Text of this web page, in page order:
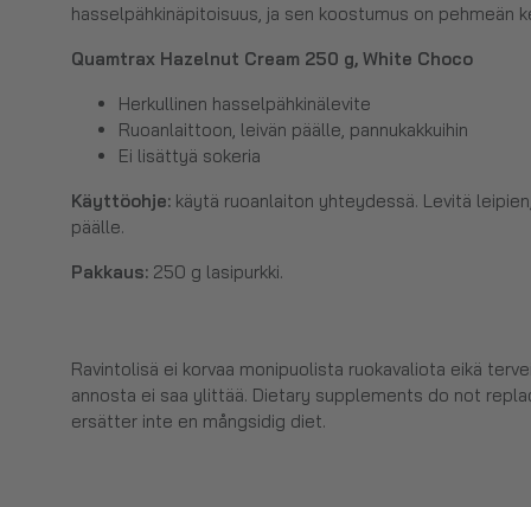
hasselpähkinäpitoisuus, ja sen koostumus on pehmeän
Quamtrax Hazelnut Cream 250 g, White Choco
Herkullinen hasselpähkinälevite
Ruoanlaittoon, leivän päälle, pannukakkuihin
Ei lisättyä sokeria
Käyttöohje: käytä ruoanlaiton yhteydessä. Levitä
päälle.
Pakkaus: 250 g lasipurkki.
Ravintolisä ei korvaa monipuolista ruokavaliota eikä
annosta ei saa ylittää. Dietary supplements do not
ersätter inte en mångsidig diet.